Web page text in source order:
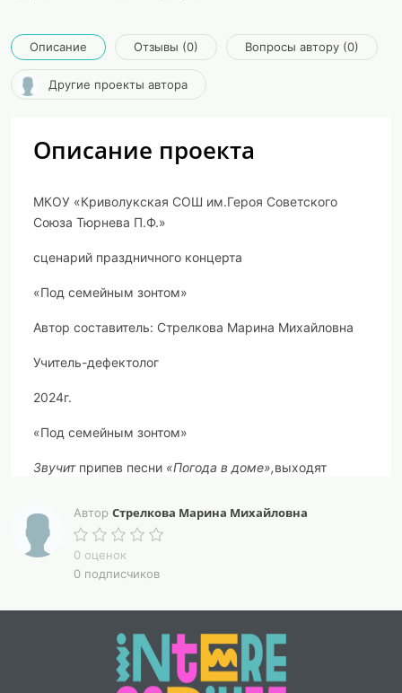
Описание Отзывы (0) Вопросы автору (0)
Другие проекты автора
Описание проекта
МКОУ «Криволукская СОШ им.Героя Советского
Союза Тюрнева П.Ф.»
сценарий праздничного концерта
«Под семейным зонтом»
Автор составитель: Стрелкова Марина Михайловна
Учитель-дефектолог
2024г.
«Под семейным зонтом»
Звучитприпев песни «Погода в доме»,выходят
1Ведущий: Удивительная вещь, как можно с его
помощью (показывает на зонт) что – то уладить?
лишь защита от дождя.
1Ведущий: А может он, действительно, заслуживает
Автор Стрелкова Марина Михайловна
0 оценок
0 подписчиков